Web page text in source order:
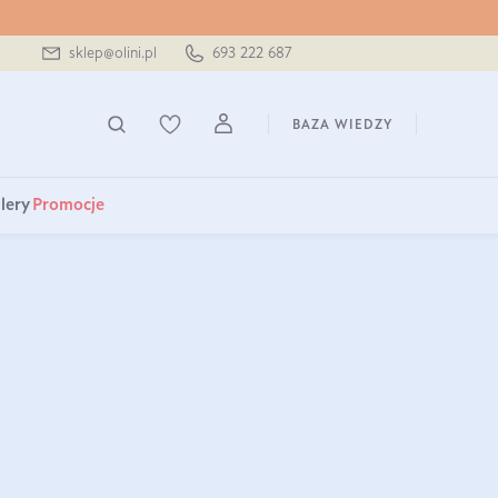
sklep@olini.pl 693 222 687
BAZA WIEDZY
Promocje